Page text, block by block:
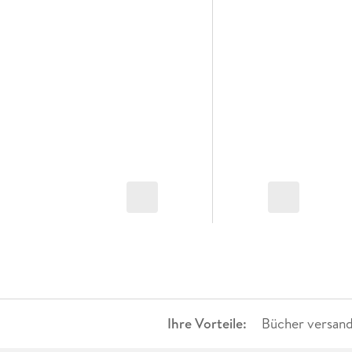
Ihre Vorteile: Bücher